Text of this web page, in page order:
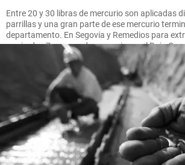
Entre 20 y 30 libras de mercurio son aplicadas
parrillas y una gran parte de ese mercurio
departamento. En Segovia y Remedios para
se pierden 7 gramos de mercurio, en el Bajo
FOTO MANUEL SALDARRIAGA